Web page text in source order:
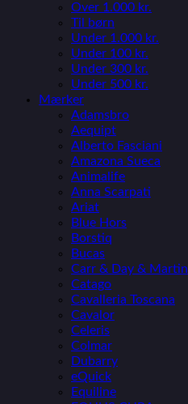
Over 1.000 kr.
Til børn
Under 1.000 kr.
Under 100 kr.
Under 300 kr.
Under 500 kr.
Mærker
Adamsbro
Aequipt
Alberto Fasciani
Amazona Sueca
Animalife
Anna Scarpati
Ariat
Blue Hors
Borstiq
Bucas
Carr & Day & Martin
Catago
Cavalleria Toscana
Cavalor
Celeris
Colmar
Dubarry
eQuick
Equiline